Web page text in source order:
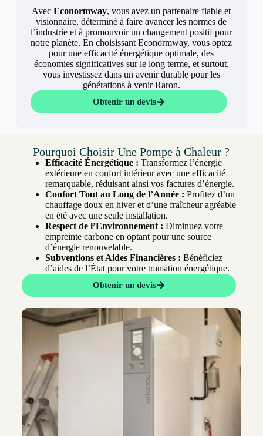
AvecEconormway, vous avez un partenaire fiable et
visionnaire, déterminé à faire avancer les normes de
l’industrie et à promouvoir un changement positif pour
notre planète. En choisissant Econormway, vous optez
pour une efficacité énergétique optimale, des
économies significatives sur le long terme, et surtout,
vous investissez dans un avenir durable pour les
générations à venir Raron.
Obtenir un devis
Pourquoi Choisir Une Pompe à Chaleur ?
Efficacité Énergétique : Transformez l’énergie
extérieure en confort intérieur avec une efficacité
remarquable, réduisant ainsi vos factures d’énergie.
Confort Tout au Long de l’Année : Profitez d’un
chauffage doux en hiver et d’une fraîcheur agréable
en été avec une seule installation.
Respect de l’Environnement : Diminuez votre
empreinte carbone en optant pour une source
d’énergie renouvelable.
Subventions et Aides Financières : Bénéficiez
d’aides de l’État pour votre transition énergétique.
Obtenir un devis